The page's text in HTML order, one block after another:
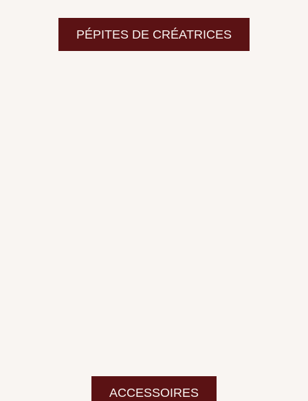
PÉPITES DE CRÉATRICES
ACCESSOIRES